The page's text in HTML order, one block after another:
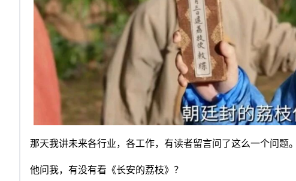
那天我讲未来各行业，各工作，有读者留言问了这么一个问题。
他问我，有没有看《长安的荔枝》？